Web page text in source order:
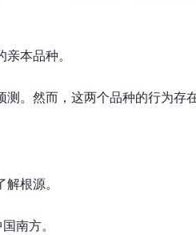
本品种。
。然而，这两个品种的行为存
根源。
南方。